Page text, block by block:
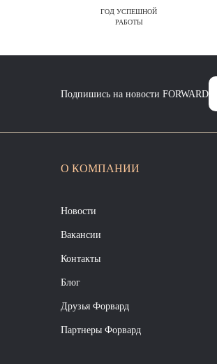
ГОД УСПЕШНОЙ
РАБОТЫ
Подпишись на новости FORWARD
О КОМПАНИИ
Новости
Вакансии
Контакты
Блог
Друзья Форвард
Партнеры Форвард